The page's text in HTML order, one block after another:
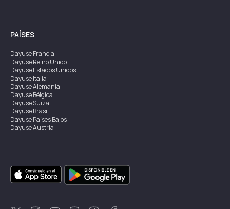
PAÍSES
DayuseFrancia
DayuseReino Unido
DayuseEstados Unidos
DayuseItalia
DayuseAlemania
DayuseBélgica
DayuseSuiza
DayuseBrasil
DayusePaíses Bajos
DayuseAustria
DayuseSingapur
DayuseSuecia
DayuseTailandia